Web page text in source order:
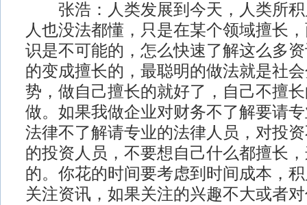
张浩：人类发展到今天，人类所积
人也没法都懂，只是在某个领域擅长
识是不可能的，怎么快速了解这么多
的变成擅长的，最聪明的做法就是社
势，做自己擅长的就好了，自己不擅
做。如果我做企业对财务不了解要请
法律不了解请专业的法律人员，对投
的投资人员，不要想自己什么都擅长
的。你花的时间要考虑到时间成本，
关注资讯，如果关注的兴趣不大或者